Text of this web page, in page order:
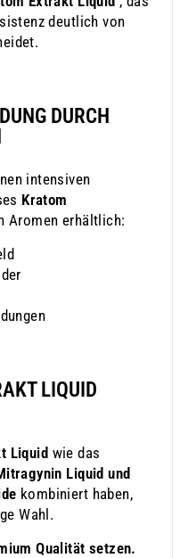
deutlich von
DURCH
intensiven
Kratom
Aromen erhältlich:
LIQUID
Liquid wie das
Liquid und
kombiniert haben,
Wahl.
Qualität setzen.